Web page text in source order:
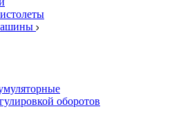
оборотов